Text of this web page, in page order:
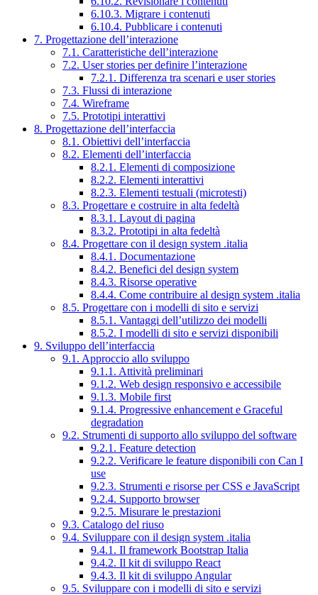
6.10.3. Migrare i contenuti
6.10.4. Pubblicare i contenuti
7. Progettazione dell’interazione
7.1. Caratteristiche dell’interazione
7.2. User stories per definire l’interazione
7.2.1. Differenza tra scenari e user stories
7.3. Flussi di interazione
7.4. Wireframe
7.5. Prototipi interattivi
8. Progettazione dell’interfaccia
8.1. Obiettivi dell’interfaccia
8.2. Elementi dell’interfaccia
8.2.1. Elementi di composizione
8.2.2. Elementi interattivi
8.2.3. Elementi testuali (microtesti)
8.3. Progettare e costruire in alta fedeltà
8.3.1. Layout di pagina
8.3.2. Prototipi in alta fedeltà
8.4. Progettare con il design system .italia
8.4.1. Documentazione
8.4.2. Benefici del design system
8.4.3. Risorse operative
8.4.4. Come contribuire al design system .italia
8.5. Progettare con i modelli di sito e servizi
8.5.1. Vantaggi dell’utilizzo dei modelli
8.5.2. I modelli di sito e servizi disponibili
9. Sviluppo dell’interfaccia
9.1. Approccio allo sviluppo
9.1.1. Attività preliminari
9.1.2. Web design responsivo e accessibile
9.1.3. Mobile first
9.1.4. Progressive enhancement e Graceful
degradation
9.2. Strumenti di supporto allo sviluppo del software
9.2.1. Feature detection
9.2.2. Verificare le feature disponibili con Can I
use
9.2.3. Strumenti e risorse per CSS e JavaScript
9.2.4. Supporto browser
9.2.5. Misurare le prestazioni
9.3. Catalogo del riuso
9.4. Sviluppare con il design system .italia
9.4.1. Il framework Bootstrap Italia
9.4.2. Il kit di sviluppo React
9.4.3. Il kit di sviluppo Angular
9.5. Sviluppare con i modelli di sito e servizi